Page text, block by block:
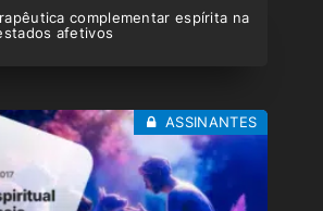
complementar espírita na
afetivos
ASSINANTES